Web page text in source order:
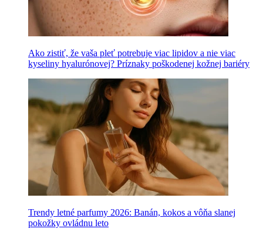
Ako zistiť, že vaša pleť potrebuje viac lipidov a nie viac
kyseliny hyalurónovej? Príznaky poškodenej kožnej bariéry
Trendy letné parfumy 2026: Banán, kokos a vôňa slanej
pokožky ovládnu leto